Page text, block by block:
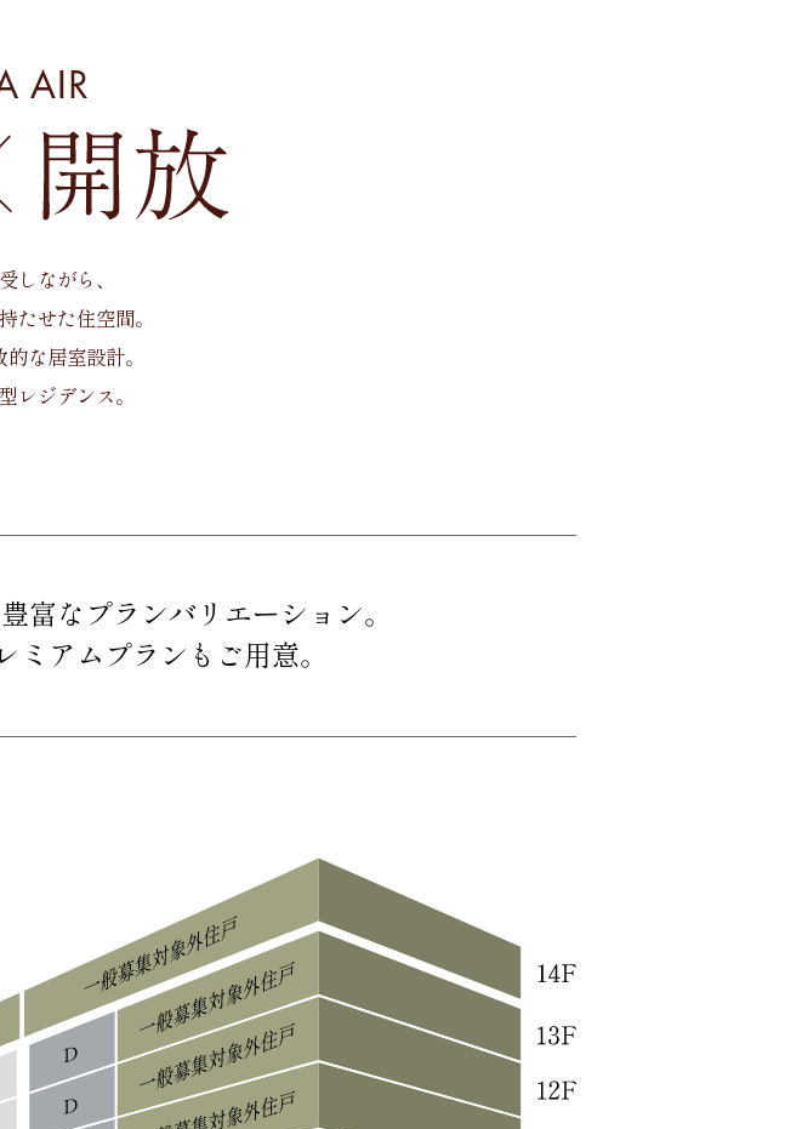
しながら、
たせた住空間。
的な居室設計。
レジデンス。
豊富なプランバリエーション。
ミアムプランもご用意。